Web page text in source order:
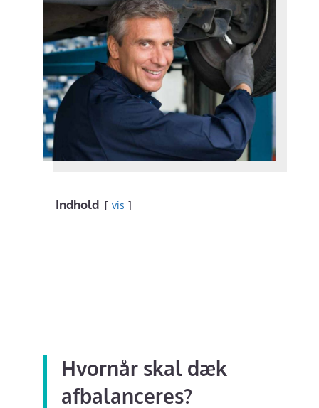
Indhold vis
Hvornår skal dæk
afbalanceres?